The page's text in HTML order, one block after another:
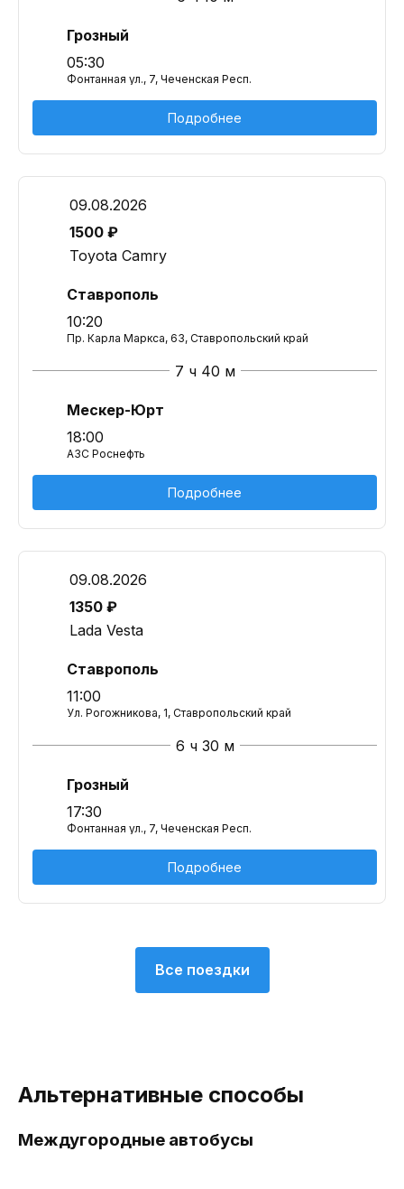
Грозный
05:30
Фонтанная ул., 7, Чеченская Респ.
Подробнее
09.08.2026
1500 ₽
Toyota Camry
Ставрополь
10:20
Пр. Карла Маркса, 63, Ставропольский край
7 ч 40 м
Мескер-Юрт
18:00
АЗС Роснефть
Подробнее
09.08.2026
1350 ₽
Lada Vesta
Ставрополь
11:00
Ул. Рогожникова, 1, Ставропольский край
6 ч 30 м
Грозный
17:30
Фонтанная ул., 7, Чеченская Респ.
Подробнее
Все поездки
Альтернативные способы
Междугородные автобусы